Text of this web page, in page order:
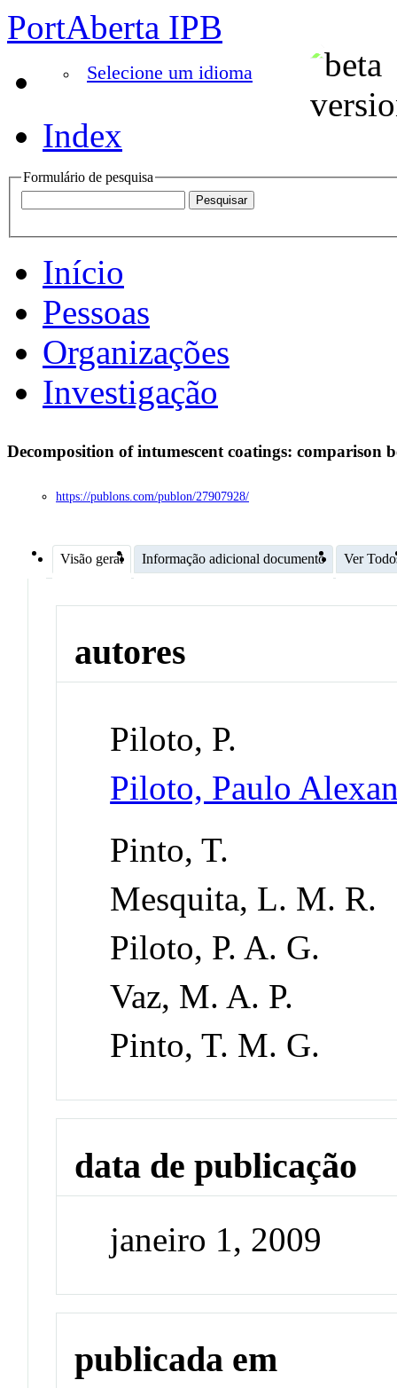
PortAberta IPB
Selecione um idioma
Index
Formulário de pesquisa
Início
Pessoas
Organizações
Investigação
Decomposition of intumescent coatings: comparison
https://publons.com/publon/27907928/
Visão geral Informação adicional documento Ver
autores
Piloto, P.
Piloto, Paulo
Pinto, T.
Mesquita, L. M. R.
Piloto, P. A. G.
Vaz, M. A. P.
Pinto, T. M. G.
data de publicação
janeiro 1, 2009
publicada em